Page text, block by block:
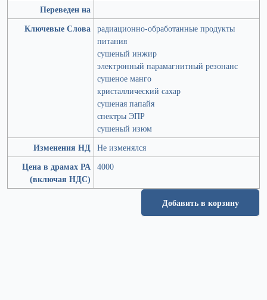
Переведен на
Ключевые Слова радиационно-обработанные продукты
питания
сушеный инжир
электронный парамагнитный резонанс
сушеное манго
кристаллический сахар
сушеная папайя
спектры ЭПР
сушеный изюм
Изменения НД Не изменялся
Цена в драмах РА
(включая НДС)
4000
Добавить в корзину